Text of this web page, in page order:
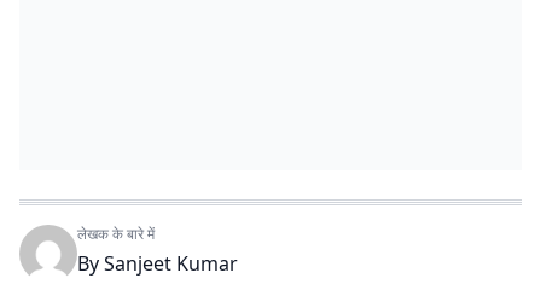
लेखक के बारे में
BySanjeet Kumar